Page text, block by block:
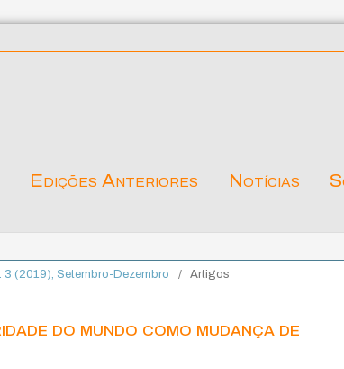
Edições Anteriores Notícias
3 (2019), Setembro-Dezembro / Artigos
do mundo como mudança de